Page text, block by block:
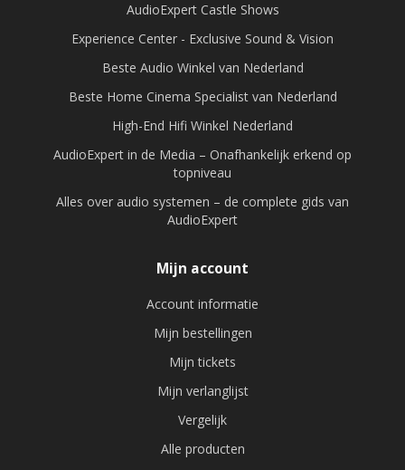
AudioExpert Castle Shows
Experience Center - Exclusive Sound & Vision
Beste Audio Winkel van Nederland
Beste Home Cinema Specialist van Nederland
High-End Hifi Winkel Nederland
AudioExpert in de Media – Onafhankelijk erkend op
topniveau
Alles over audio systemen – de complete gids van
AudioExpert
Mijn account
Account informatie
Mijn bestellingen
Mijn tickets
Mijn verlanglijst
Vergelijk
Alle producten